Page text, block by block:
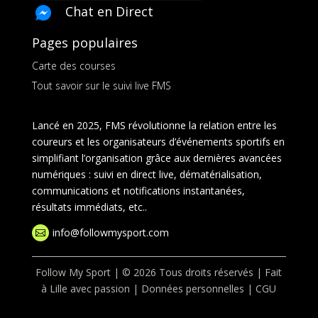
Chat en Direct
Pages populaires
Carte des courses
Tout savoir sur le suivi live FMS
Lancé en 2025, FMS révolutionne la relation entre les
coureurs et les organisateurs d’événements sportifs en
simplifiant l’organisation grâce aux dernières avancées
numériques : suivi en direct live, dématérialisation,
communications et notifications instantanées,
résultats immédiats, etc..
 info@followmysport.com
Follow My Sport | © 2026 Tous droits réservés | Fait
à Lille avec passion | Données personnelles |CGU